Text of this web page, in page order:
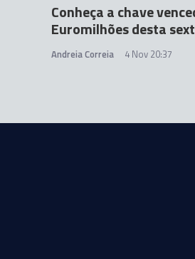
Conheça a chave
Euromilhões desta
Andreia Correia 4 Nov 20:37